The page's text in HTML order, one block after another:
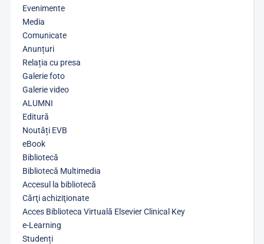
Evenimente
Media
Comunicate
Anunțuri
Relația cu presa
Galerie foto
Galerie video
ALUMNI
Editură
Noutăți EVB
eBook
Bibliotecă
Bibliotecă Multimedia
Accesul la bibliotecă
Cărţi achiziţionate
Acces Biblioteca Virtuală Elsevier Clinical Key
e-Learning
Studenți